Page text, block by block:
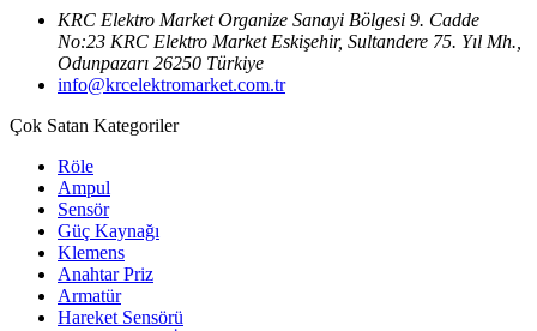
KRC Elektro Market Organize Sanayi Bölgesi 9. Cadde
No:23 KRC Elektro Market Eskişehir, Sultandere 75. Yıl Mh.,
Odunpazarı 26250 Türkiye
info@krcelektromarket.com.tr
Çok Satan Kategoriler
Röle
Ampul
Sensör
Güç Kaynağı
Klemens
Anahtar Priz
Armatür
Hareket Sensörü